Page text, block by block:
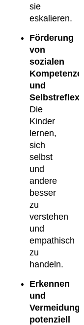
sie
eskalieren.
Förderung
von
sozialen
Kompetenzen
und
Die
Kinder
lernen,
sich
selbst
und
andere
besser
zu
verstehen
und
empathisch
zu
handeln.
Erkennen
und
Vermeidung
potenziell